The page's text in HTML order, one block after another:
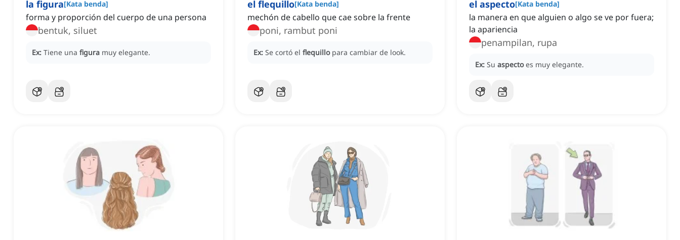
la figura[Kata benda]
forma y proporción del cuerpo de una persona
bentuk, siluet
Ex: Tiene una figura muy elegante.
el flequillo[Kata benda]
mechón de cabello que cae sobre la frente
poni, rambut poni
Ex: Se cortó el flequillo para cambiar de look.
el aspecto[Kata benda]
la manera en que alguien o algo se ve por fuera;
la apariencia
penampilan, rupa
Ex: Su aspecto es muy elegante.